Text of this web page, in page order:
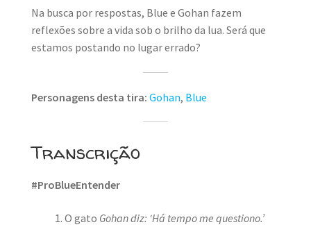
Na busca por respostas, Blue e Gohan fazem
reflexões sobre a vida sob o brilho da lua. Será que
estamos postando no lugar errado?
Personagens desta tira: Gohan, Blue
Transcrição
#ProBlueEntender
O gato Gohan diz: ‘Há tempo me questiono.’